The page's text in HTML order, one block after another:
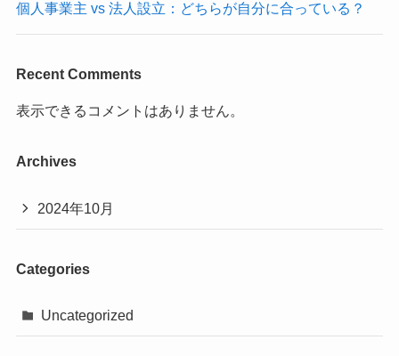
個人事業主 vs 法人設立：どちらが自分に合っている？
Recent Comments
表示できるコメントはありません。
Archives
2024年10月
Categories
Uncategorized